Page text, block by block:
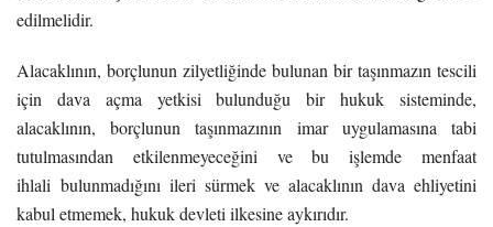
edilmelidir.
Alacaklının, borçlunun zilyetliğinde bulunan bir taşınmazın tescili
için dava açma yetkisi bulunduğu bir hukuk sisteminde,
alacaklının, borçlunun taşınmazının imar uygulamasına tabi
tutulmasından etkilenmeyeceğini ve bu işlemde menfaat
ihlali bulunmadığını ileri sürmek ve alacaklının dava ehliyetini
kabul etmemek, hukuk devleti ilkesine aykırıdır.